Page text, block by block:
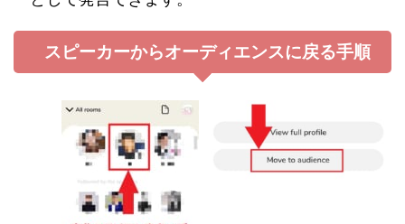
スピーカーからオーディエンスに戻る手順